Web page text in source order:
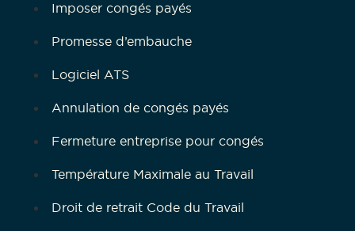
Imposer congés payés
Promesse d’embauche
Logiciel ATS
Annulation de congés payés
Fermeture entreprise pour congés
Température Maximale au Travail
Droit de retrait Code du Travail